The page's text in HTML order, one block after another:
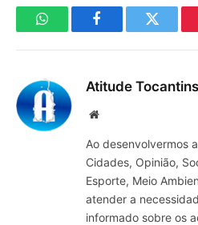
WhatsAppFacebookTwitter
Atitude Tocantins
Site
Ao desenvolvermos
Cidades, Opinião,
Esporte, Meio
atender a
informado sobre os